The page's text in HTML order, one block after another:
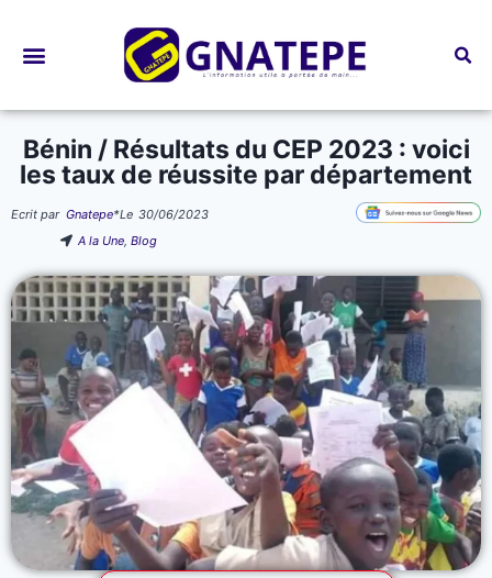
Bénin / Résultats du CEP 2023 : voici
les taux de réussite par département
Ecrit par Gnatepe*Le 30/06/2023
A la Une,Blog